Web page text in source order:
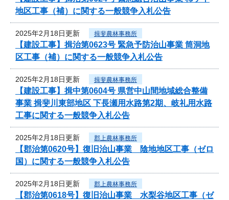
地区工事（補）に関する一般競争入札公告
2025年2月18日更新 揖斐農林事務所
【建設工事】揖治第0623号 緊急予防治山事業 筒洞地
区工事（補）に関する一般競争入札公告
2025年2月18日更新 揖斐農林事務所
【建設工事】揖中第0604号 県営中山間地域総合整備
事業 揖斐川東部地区 下長瀬用水路第2期、岐礼用水路
工事に関する一般競争入札公告
2025年2月18日更新 郡上農林事務所
【郡治第0620号】復旧治山事業 陰地地区工事（ゼロ
国）に関する一般競争入札公告
2025年2月18日更新 郡上農林事務所
【郡治第0618号】復旧治山事業 水梨谷地区工事（ゼ